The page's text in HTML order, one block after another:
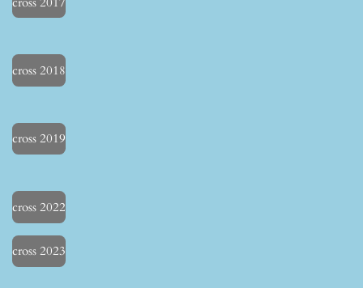
cross 2018
cross 2019
cross 2022
cross 2023